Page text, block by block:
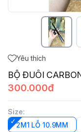
Yêu thích
BỘ ĐUÔI
300.000đ
Size:
2M1 LỖ 10.9MM